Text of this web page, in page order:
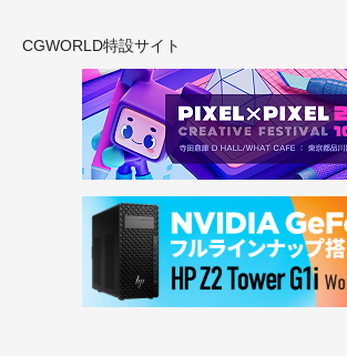
CGWORLD特設サイト